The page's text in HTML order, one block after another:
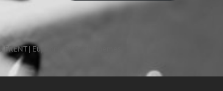
FRENT | Euphony By